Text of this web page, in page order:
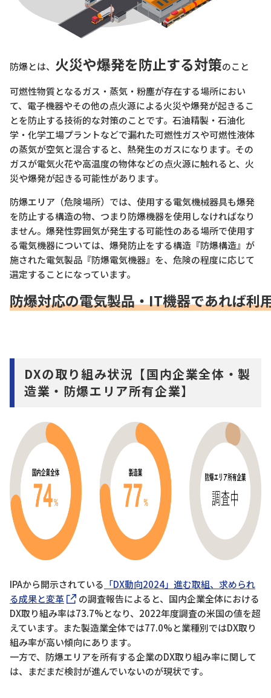
防爆とは、 火災や爆発を防止する対策のこと
可燃性物質となるガス・蒸気・粉塵が存在する場所におい
て、電子機器やその他の点火源による火災や爆発が起きるこ
とを防止する技術的な対策のことです。石油精製・石油化
学・化学工場プラントなどで漏れた可燃性ガスや可燃性液体
の蒸気が空気と混合すると、熱発生のガスになります。その
ガスが電気火花や高温度の物体などの点火源に触れると、火
災や爆発が起きる可能性があります。
防爆エリア（危険場所）では、使用する電気機械器具も爆発
を防止する構造の物、つまり防爆機器を使用しなければなり
ません。爆発性雰囲気が発生する可能性のある場所で使用す
る電気機器については、爆発防止をする構造『防爆構造』が
施された電気製品『防爆電気機器』を、危険の程度に応じて
選定することになっています。
防爆対応の電気製品・IT機器であれば利
DXの取り組み状況【国内企業全体・製
造業・防爆エリア所有企業】
IPAから開示されている 「DX動向2024」進む取組、求められ
る成果と変革
の調査報告によると、国内企業全体における
DX取り組み率は73.7%となり、2022年度調査の米国の値を超
えています。また製造業全体では77.0%と業種別ではDX取り
組み率が高い傾向にあります。
一方で、防爆エリアを所有する企業のDX取り組み率に関して
は、まだまだ検討が進んでいないのが現状です。